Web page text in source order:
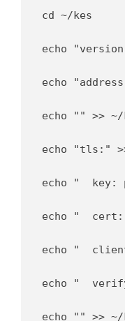
cd ~/kes
echo
echo
echo "" >>
echo "tls:"
echo "  key:
echo "
echo "
echo "	verify_cert: false" >> ~/kes/init.yml
echo "" >>